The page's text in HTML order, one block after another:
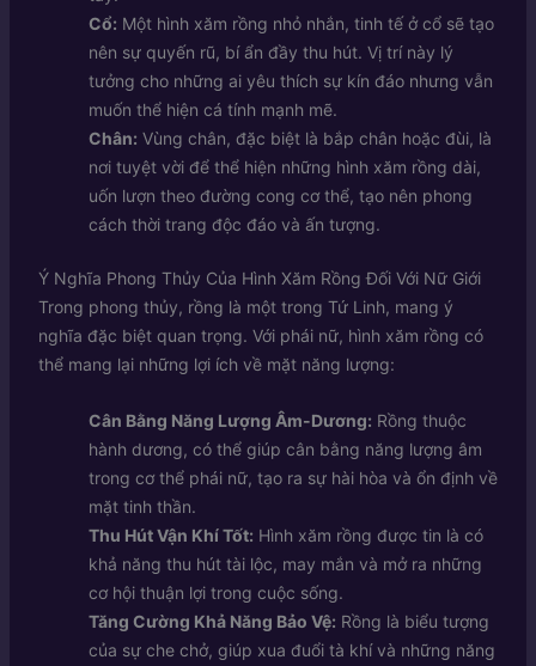
Cổ: Một hình xăm rồng nhỏ nhắn, tinh tế ở cổ sẽ tạo
nên sự quyến rũ, bí ẩn đầy thu hút. Vị trí này lý
tưởng cho những ai yêu thích sự kín đáo nhưng vẫn
muốn thể hiện cá tính mạnh mẽ.
Chân: Vùng chân, đặc biệt là bắp chân hoặc đùi, là
nơi tuyệt vời để thể hiện những hình xăm rồng dài,
uốn lượn theo đường cong cơ thể, tạo nên phong
cách thời trang độc đáo và ấn tượng.
Ý Nghĩa Phong Thủy Của Hình Xăm Rồng Đối Với Nữ Giới
Trong phong thủy, rồng là một trong Tứ Linh, mang ý
nghĩa đặc biệt quan trọng. Với phái nữ, hình xăm rồng có
thể mang lại những lợi ích về mặt năng lượng:
Cân Bằng Năng Lượng Âm-Dương: Rồng thuộc
hành dương, có thể giúp cân bằng năng lượng âm
trong cơ thể phái nữ, tạo ra sự hài hòa và ổn định về
mặt tinh thần.
Thu Hút Vận Khí Tốt: Hình xăm rồng được tin là có
khả năng thu hút tài lộc, may mắn và mở ra những
cơ hội thuận lợi trong cuộc sống.
Tăng Cường Khả Năng Bảo Vệ: Rồng là biểu tượng
của sự che chở, giúp xua đuổi tà khí và những năng